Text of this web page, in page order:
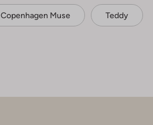
Copenhagen Muse Teddy